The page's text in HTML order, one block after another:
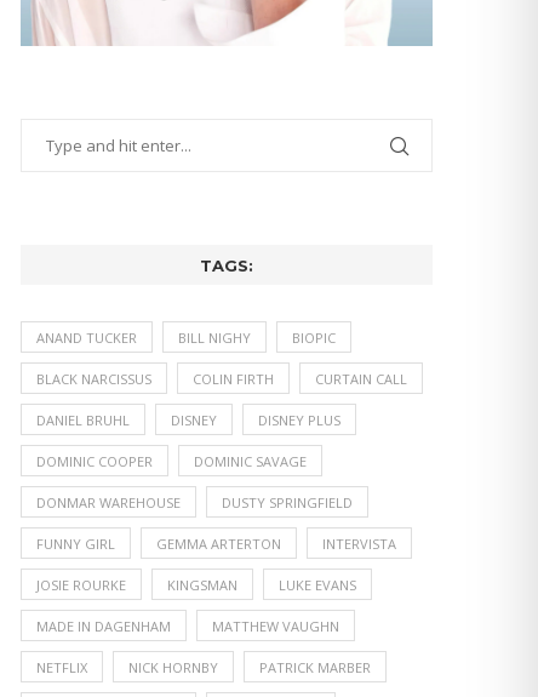
TAGS:
ANAND TUCKER BILL NIGHY BIOPIC
BLACK NARCISSUS COLIN FIRTH CURTAIN CALL
DANIEL BRUHL DISNEY DISNEY PLUS
DOMINIC COOPER DOMINIC SAVAGE
DONMAR WAREHOUSE DUSTY SPRINGFIELD
FUNNY GIRL GEMMA ARTERTON INTERVISTA
JOSIE ROURKE KINGSMAN LUKE EVANS
MADE IN DAGENHAM MATTHEW VAUGHN
NETFLIX NICK HORNBY PATRICK MARBER